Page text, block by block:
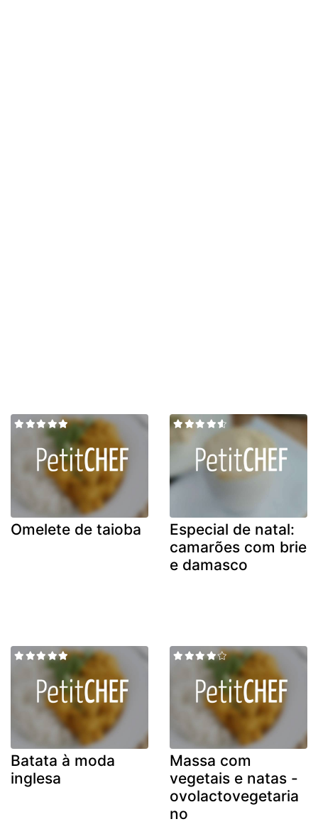
Omelete de taioba
Especial de natal:
camarões com brie
e damasco
Batata à moda
inglesa
Massa com
vegetais e natas -
ovolactovegetaria
no